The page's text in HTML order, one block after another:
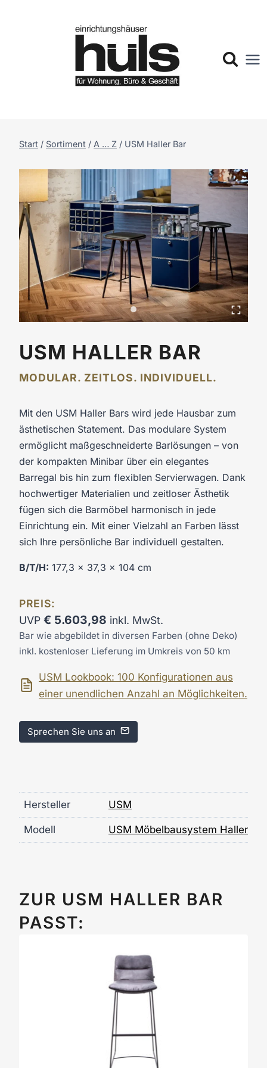
Start / Sortiment / A … Z / USM Haller Bar
USM HALLER BAR
MODULAR. ZEITLOS. INDIVIDUELL.
Mit den USM Haller Bars wird jede Hausbar zum
ästhetischen Statement. Das modulare System
ermöglicht maßgeschneiderte Barlösungen – von
der kompakten Minibar über ein elegantes
Barregal bis hin zum flexiblen Servierwagen. Dank
hochwertiger Materialien und zeitloser Ästhetik
fügen sich die Barmöbel harmonisch in jede
Einrichtung ein. Mit einer Vielzahl an Farben lässt
sich Ihre persönliche Bar individuell gestalten.
B/T/H: 177,3 x 37,3 x 104 cm
PREIS:
UVP € 5.603,98 inkl. MwSt.
Bar wie abgebildet in diversen Farben (ohne Deko)
inkl. kostenloser Lieferung im Umkreis von 50 km
USM Lookbook: 100 Konfigurationen aus
einer unendlichen Anzahl an Möglichkeiten.
Sprechen Sie uns an
Hersteller USM
Modell USM Möbelbausystem Haller
ZUR USM HALLER BAR
PASST: